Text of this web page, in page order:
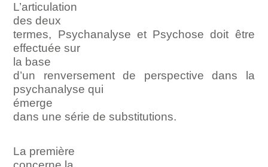
L’articulation
des deux
termes, Psychanalyse et Psychose doit être
effectuée sur
la base
d’un renversement de perspective dans la
psychanalyse qui
émerge
dans une série de substitutions.
La première